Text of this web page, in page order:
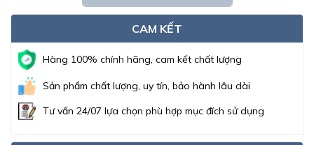
CAM KẾT
Hàng 100% chính hãng, cam kết chất lượng
Sản phẩm chất lượng, uy tín, bảo hành lâu dài
Tư vấn 24/07 lựa chọn phù hợp mục đích sử dụng